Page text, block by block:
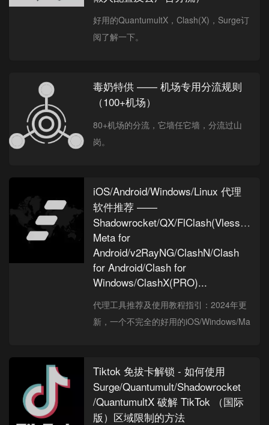
好用的QuantumultX，Clash(X)，Surge订
阅了解一下。
毒奶特供 —— 机场专用分流规则
（100+机场）
80+机场的分流，它墙任它墙，分流过山
岗。
iOS/Android/Windows/Linux 代理
软件推荐 ——
Shadowrocket/QX/FlClash(Vless)/
Meta for
Android/v2RayNG/ClashN/Clash
for Android/Clash for
Windows/ClashX(PRO)...
代理工具推荐及使用教程指引：2024年更
新，一个不完全的好用的iOS/Windows/Ma
Tiktok 免拔卡解锁 - 如何使用
Surge/Quantumult/Shadowrocket
/QuantumultX 破解 TikTok （国际
版）区域限制的方法